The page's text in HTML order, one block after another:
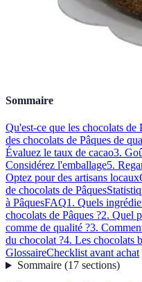
Sommaire
Qu'est-ce que les chocolats de
des chocolats de Pâques de
Évaluez le taux de cacao3.
Considérez l'emballage5.
Optez pour des artisans locaux
de chocolats de Pâques
à PâquesFAQ1. Quels
chocolats de Pâques ?2. Quel
comme de qualité ?3.
du chocolat ?4. Les chocolats
GlossaireChecklist avant achat
Sommaire(17 sections)